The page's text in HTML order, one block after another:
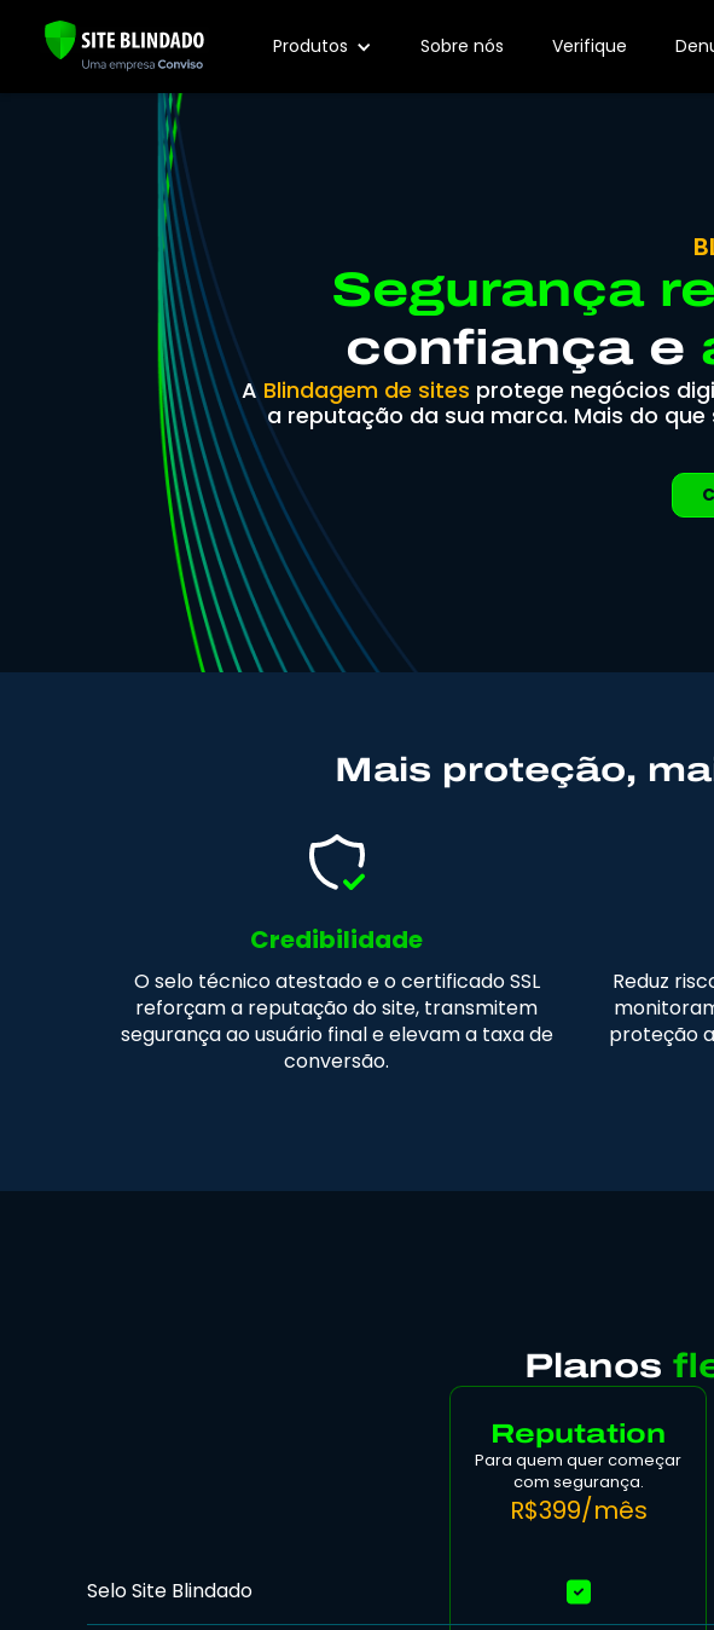
Black Friday Blindada | Assine 1 ano e ganhe 2 meses extras
Produtos Sobre nós Verifique
Segurança
confiança e
A Blindagem de sites protege negócios
a reputação da sua marca. Mais do
Mais proteção,
Credibilidade
O selo técnico atestado e o certificado SSL
reforçam a reputação do site, transmitem
segurança ao usuário final e elevam a taxa de
conversão.
Reduz
proteção
Planos
Reputation
Para quem quer começar
com segurança.
R$399/mês
Selo Site Blindado